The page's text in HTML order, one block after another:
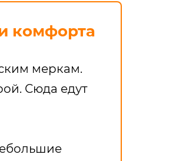
комфорта
меркам.
Сюда едут